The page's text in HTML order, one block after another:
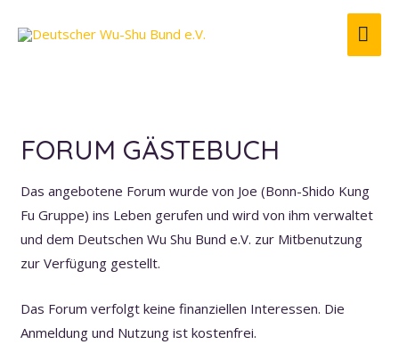
FORUM GÄSTEBUCH
Das angebotene Forum wurde von Joe (Bonn-Shido Kung
Fu Gruppe) ins Leben gerufen und wird von ihm verwaltet
und dem Deutschen Wu Shu Bund e.V. zur Mitbenutzung
zur Verfügung gestellt.
Das Forum verfolgt keine finanziellen Interessen. Die
Anmeldung und Nutzung ist kostenfrei.